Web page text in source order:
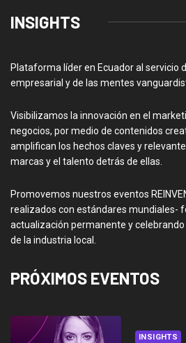
INSIGHTS
Plataforma líder en Ecuador al servicio
empresarial y de las mentes
Visibilizamos la innovación en el
negocios, por medio de contenidos
amplifican los hechos claves y
marcas y el talento detrás de ellas.
Promovemos nuestros eventos
realizados con estándares mundiales-
actualización permanente y
de la industria local.
PRÓXIMOS EVENTOS
INSIGHTS